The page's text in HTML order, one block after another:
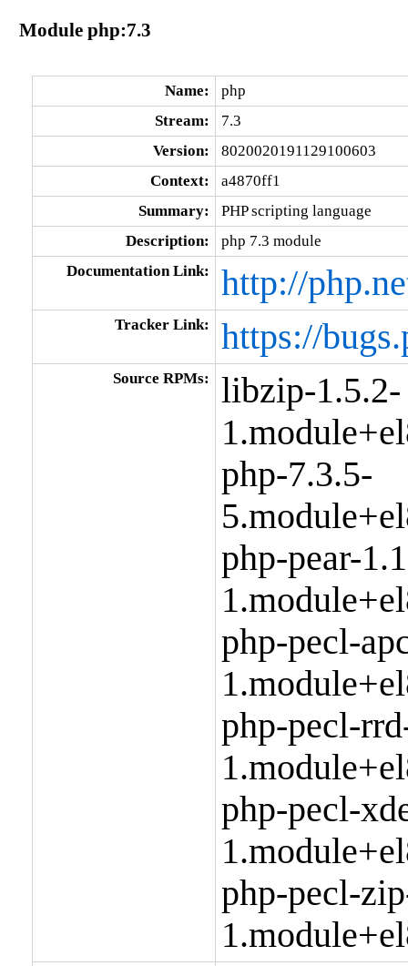
Module php:7.3
Name:
php
Stream:
7.3
Version:
8020020191129100603
Context:
a4870ff1
Summary:
PHP scripting language
Description:
php 7.3 module
Documentation Link:
http://
Tracker Link: https://
Source RPMs:
libzip-1.5.2-
php-7.3.5-
php-pear-
php-pecl-
php-pecl-
php-pecl-
php-pecl-